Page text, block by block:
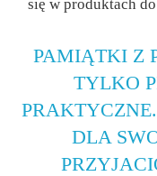
się w produktach
PAMIĄTKI Z
TYLKO
DLA